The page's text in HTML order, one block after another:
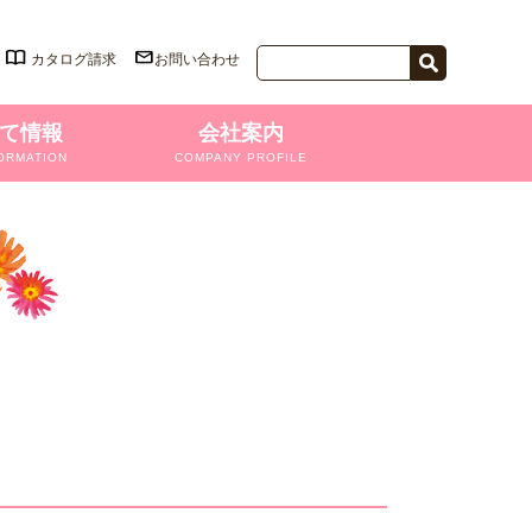
カタログ請求 お問い合わせ
情報 会社案内
COMPANY PROFILE